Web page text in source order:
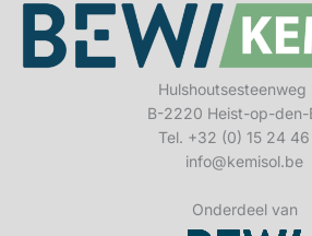
Hulshoutsesteenweg
B-2220 Heist-op-den-
Tel. +32 (0) 15 24 46
info@kemisol.be
Onderdeel van